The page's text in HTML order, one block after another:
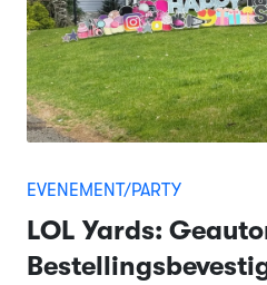
EVENEMENT/PARTY
LOL Yards: